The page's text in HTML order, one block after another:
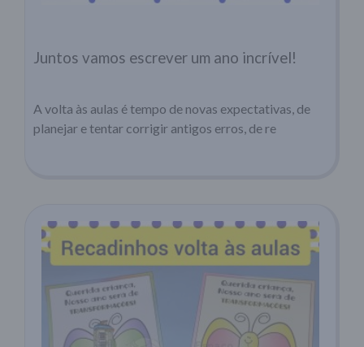
Juntos vamos escrever um ano incrível!
A volta às aulas é tempo de novas expectativas, de
planejar e tentar corrigir antigos erros, de re